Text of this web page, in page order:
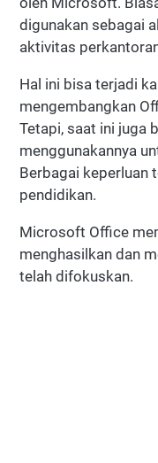
digunakan sebagai
aktivitas
Hal ini bisa terjadi
mengembangkan
Tetapi, saat ini juga
menggunakannya
Berbagai keperluan
pendidikan.
Microsoft Office
menghasilkan dan
telah difokuskan.